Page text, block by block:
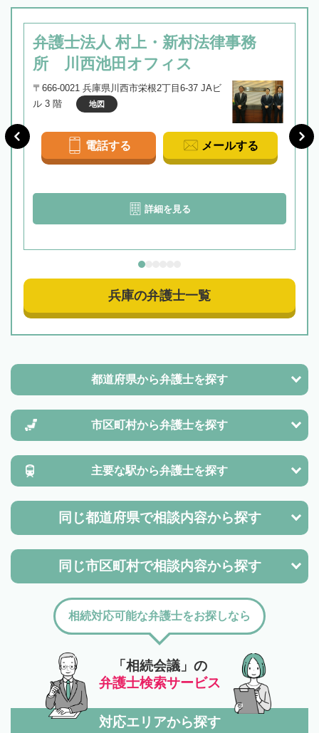
弁護士法人 村上・新村法律事務
所 川西池田オフィス
〒666-0021 兵庫県川西市栄根2丁目6-37 JAビ
ル 3 階
地図
電話する メールする
詳細を見る
兵庫の弁護士一覧
都道府県から弁護士を探す
市区町村から弁護士を探す
主要な駅から弁護士を探す
同じ都道府県で相談内容から探す
同じ市区町村で相談内容から探す
「相続会議」の
弁護士検索サービス
相続対応可能な弁護士をお探しなら
対応エリアから探す